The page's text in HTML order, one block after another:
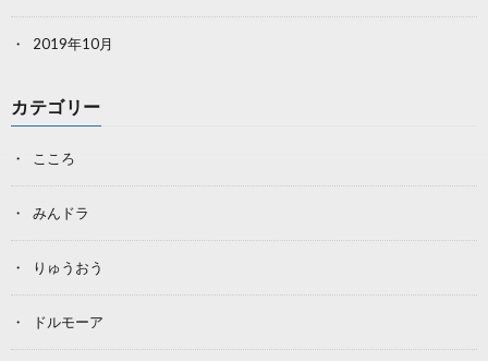
2019年10月
カテゴリー
こころ
みんドラ
りゅうおう
ドルモーア